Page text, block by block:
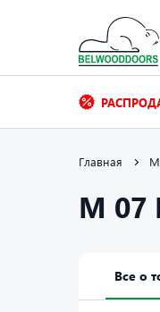
Главная
М 07
Все о